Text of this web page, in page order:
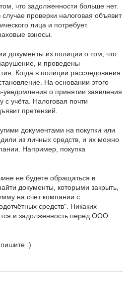
что задолженности больше нет.
случае проверки налоговая объявит
лица и потребует
взносы.
документы из полиции о том, что
и проведены
Когда в полиции расследования
На основании этого
уведомления о принятии заявления
с учёта. Налоговая почти
претензий.
документами на покупки или
из личных средств, и их можно
Например, покупка
не будете обращаться в
документы, которыми закрыть,
на счет компании с
средств". Никаких
и задолженность перед ООО
пишите :)